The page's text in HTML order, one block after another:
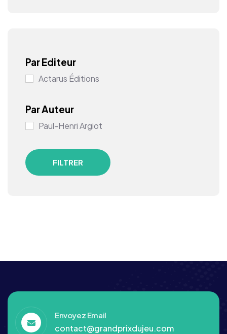
Par Editeur
Actarus Éditions
Par Auteur
Paul-Henri Argiot
FILTRER
Envoyez Email
contact@grandprixdujeu.com